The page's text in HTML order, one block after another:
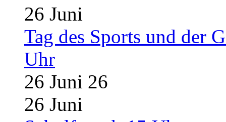
26 Juni
Tag des Sports und der
Uhr
26 Juni 26
26 Juni